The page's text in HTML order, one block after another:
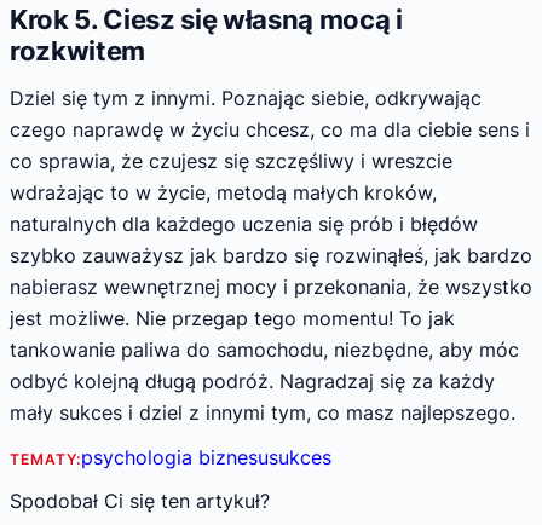
Krok 5. Ciesz się własną mocą i
rozkwitem
Dziel się tym z innymi. Poznając siebie, odkrywając
czego naprawdę w życiu chcesz, co ma dla ciebie sens i
co sprawia, że czujesz się szczęśliwy i wreszcie
wdrażając to w życie, metodą małych kroków,
naturalnych dla każdego uczenia się prób i błędów
szybko zauważysz jak bardzo się rozwinąłeś, jak bardzo
nabierasz wewnętrznej mocy i przekonania, że wszystko
jest możliwe. Nie przegap tego momentu! To jak
tankowanie paliwa do samochodu, niezbędne, aby móc
odbyć kolejną długą podróż. Nagradzaj się za każdy
mały sukces i dziel z innymi tym, co masz najlepszego.
TEMATY:psychologia biznesusukces
Spodobał Ci się ten artykuł?